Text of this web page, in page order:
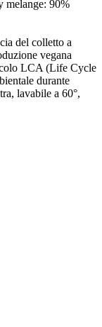
melange: 90%
del colletto a
vegana
LCA (Life Cycle
durante
lavabile a 60°,